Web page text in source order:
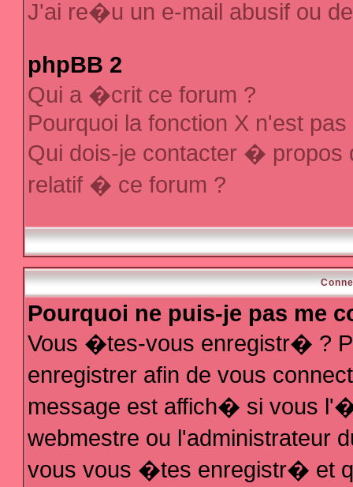
J'ai re�u un e-mail abusif ou
phpBB 2
Qui a �crit ce forum ?
Pourquoi la fonction X n'est
Qui dois-je contacter �
relatif � ce forum ?
Pourquoi ne puis-je pas me
Vous �tes-vous enregistr� ?
enregistrer afin de vous
message est affich� si vous
webmestre ou l'administrateur
vous vous �tes enregistr� et